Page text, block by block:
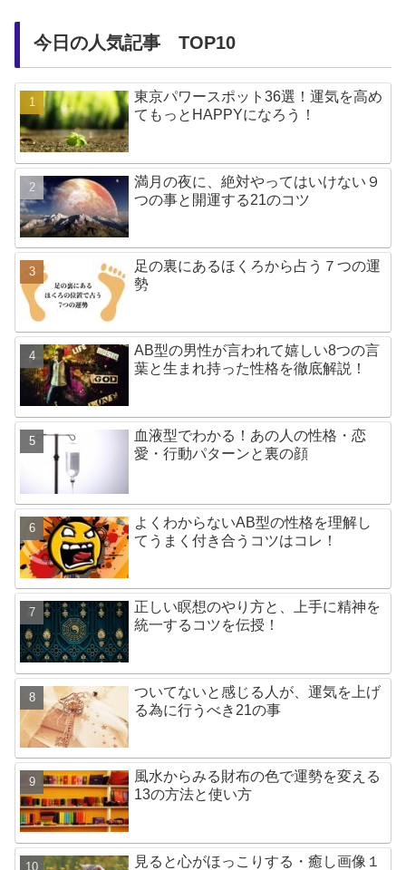
今日の人気記事 TOP10
東京パワースポット36選！運気を高め
てもっとHAPPYになろう！
満月の夜に、絶対やってはいけない９
つの事と開運する21のコツ
足の裏にあるほくろから占う７つの運
勢
AB型の男性が言われて嬉しい8つの言
葉と生まれ持った性格を徹底解説！
血液型でわかる！あの人の性格・恋
愛・行動パターンと裏の顔
よくわからないAB型の性格を理解し
てうまく付き合うコツはコレ！
正しい瞑想のやり方と、上手に精神を
統一するコツを伝授！
ついてないと感じる人が、運気を上げ
る為に行うべき21の事
風水からみる財布の色で運勢を変える
13の方法と使い方
見ると心がほっこりする・癒し画像１